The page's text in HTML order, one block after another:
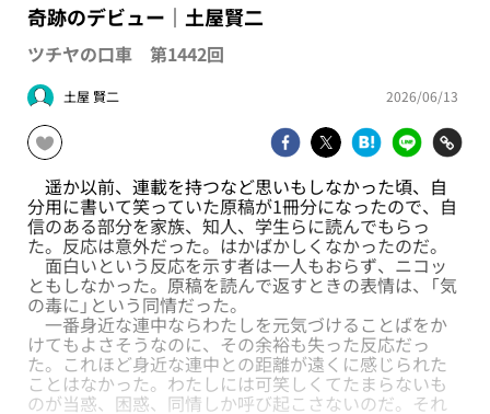
奇跡のデビュー｜土屋賢二
ツチヤの口車 第1442回
土屋 賢二 2026/06/13
遥か以前、連載を持つなど思いもしなかった頃、自
分用に書いて笑っていた原稿が1冊分になったので、自
信のある部分を家族、知人、学生らに読んでもらっ
た。反応は意外だった。はかばかしくなかったのだ。
面白いという反応を示す者は一人もおらず、ニコッ
ともしなかった。原稿を読んで返すときの表情は、「気
の毒に」という同情だった。
一番身近な連中ならわたしを元気づけることばをか
けてもよさそうなのに、その余裕も失った反応だっ
た。これほど身近な連中との距離が遠くに感じられた
ことはなかった。わたしには可笑しくてたまらないも
のが当惑、困惑、同情しか呼び起こさないのだ。それ